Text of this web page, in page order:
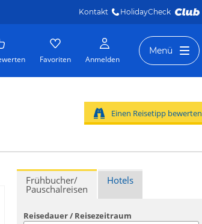
Kontakt HolidayCheck
Favoriten Anmelden
Menü
Einen Reisetipp bewerten
Frühbucher/
Pauschalreisen
Hotels
Reisedauer / Reisezeitraum